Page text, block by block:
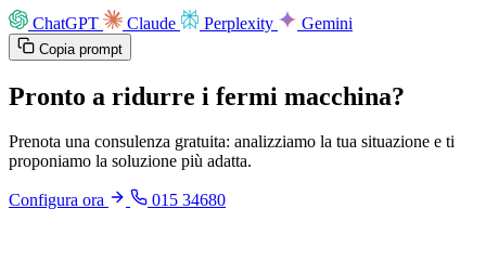
ChatGPT Claude Perplexity Gemini
Copia prompt
Pronto a ridurre i fermi macchina?
Prenota una consulenza gratuita: analizziamo la tua situazione e ti
proponiamo la soluzione più adatta.
Configura ora 015 34680